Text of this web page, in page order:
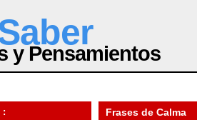
y Pensamientos
:
Frases de Calma